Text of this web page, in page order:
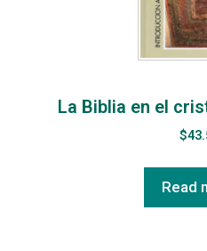
La Biblia en el
$
Read